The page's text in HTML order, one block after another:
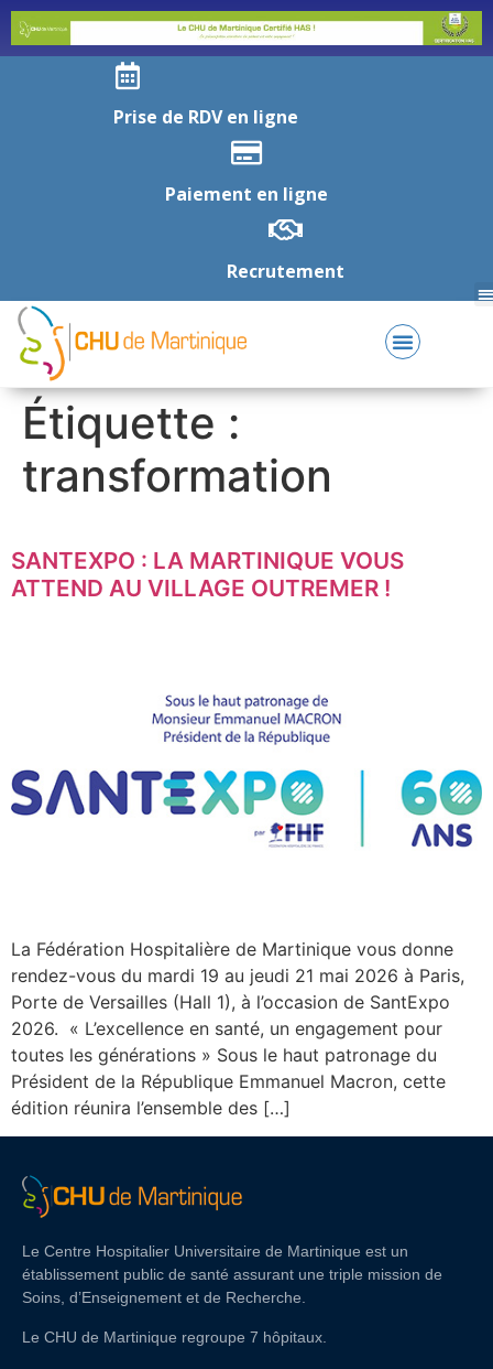
Prise de RDV en ligne
Paiement en ligne
Recrutement
Étiquette :
transformation
SANTEXPO : LA MARTINIQUE VOUS
ATTEND AU VILLAGE OUTREMER !
La Fédération Hospitalière de Martinique vous donne
rendez-vous du mardi 19 au jeudi 21 mai 2026 à Paris,
Porte de Versailles (Hall 1), à l’occasion de SantExpo
2026. « L’excellence en santé, un engagement pour
toutes les générations » Sous le haut patronage du
Président de la République Emmanuel Macron, cette
édition réunira l’ensemble des […]
Le Centre Hospitalier Universitaire de Martinique est un
établissement public de santé assurant une triple mission de
Soins, d’Enseignement et de Recherche.
Le CHU de Martinique regroupe 7 hôpitaux.